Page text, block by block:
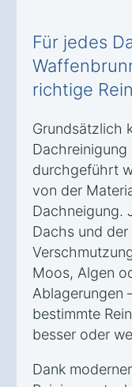
Für jedes
richtige
Grundsätzlich
Dachreinigung
durchgeführt
von der
Dachneigung.
Dachs und
Moos, Algen
Ablagerungen
bestimmte
besser oder
Dank moderner